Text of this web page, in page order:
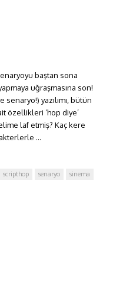
baştan sona
uğraşmasına son!
senaryo!) yazılımı, bütün
özellikleri ‘hop diye’
laf etmiş? Kaç kere
...
scripthop senaryo
sinema